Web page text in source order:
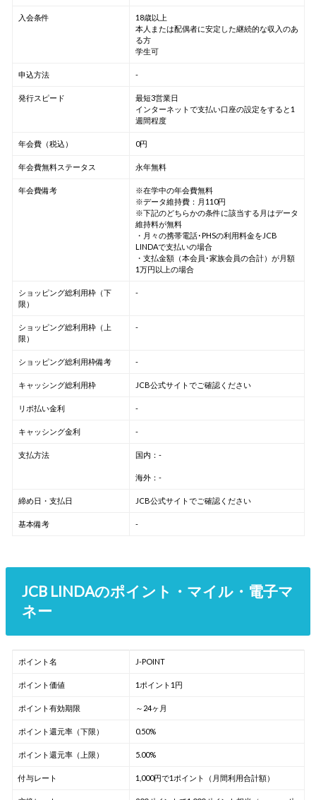
入会条件
18歳以上
本人または配偶者に安定した継続的な収入のあ
る方
学生可
申込方法 -
発行スピード
最短3営業日
インターネットで支払い口座の設定をすると1
週間程度
年会費（税込） 0円
年会費無料ステータス 永年無料
年会費備考
※在学中の年会費無料
※データ維持費：月110円
※下記のどちらかの条件に該当する月はデータ
維持料が無料
・月々の携帯電話･PHSの利用料金をJCB
LINDAで支払いの場合
・支払金額（本会員･家族会員の合計）が月額
1万円以上の場合
ショッピング総利用枠（下
限）
-
ショッピング総利用枠（上
限）
-
ショッピング総利用枠備考 -
キャッシング総利用枠 JCB公式サイトでご確認ください
リボ払い金利 -
キャッシング金利 -
支払方法 国内：-
海外：-
締め日・支払日 JCB公式サイトでご確認ください
基本備考 -
JCB LINDAのポイント・マイル・電子マ
ネー
ポイント名 J-POINT
ポイント価値 1ポイント1円
ポイント有効期限 ～24ヶ月
ポイント還元率（下限） 0.50%
ポイント還元率（上限） 5.00%
付与レート 1,000円で1ポイント（月間利用合計額）